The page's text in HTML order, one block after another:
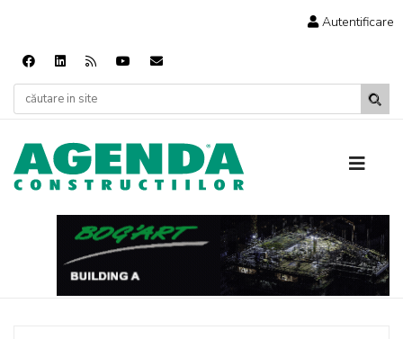
Autentificare